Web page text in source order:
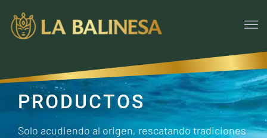
PRODUCTOS
Solo acudiendo al origen, rescatando tradiciones